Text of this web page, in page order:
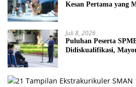
Kesan Pertama yang
Juli 8, 2026
Puluhan Peserta
Didiskualifikasi,